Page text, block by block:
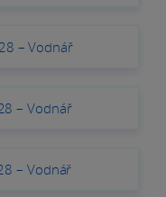
– Vodnář
– Vodnář
– Vodnář